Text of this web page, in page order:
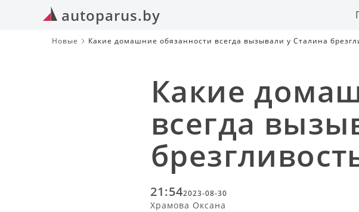
autoparus.by
Новые Какие домашние обязанности всегда вызывали у Сталина
Какие
всегда
21:542023-08-30
Храмова Оксана